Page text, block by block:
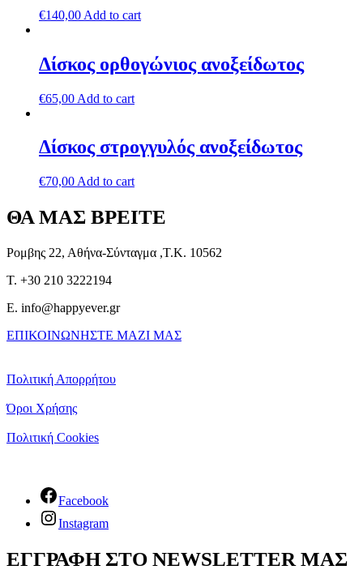
€140,00 Add to cart
Δίσκος ορθογώνιος ανοξείδωτος
€65,00 Add to cart
Δίσκος στρογγυλός ανοξείδωτος
€70,00 Add to cart
ΘΑ ΜΑΣ ΒΡΕΙΤΕ
Ρομβης 22, Αθήνα-Σύνταγμα ,Τ.Κ. 10562
T. +30 210 3222194
E. info@happyever.gr
ΕΠΙΚΟΙΝΩΝΗΣΤΕ ΜΑΖΙ ΜΑΣ
Πολιτική Απορρήτου
Όροι Χρήσης
Πολιτική Cookies
Facebook
Instagram
ΕΓΓΡΑΦΗ ΣΤΟ NEWSLETTER ΜΑΣ